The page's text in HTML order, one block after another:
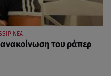
ΝΕΑ
του ράπερ